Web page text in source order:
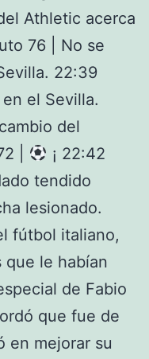
Athletic acerca
76 | No se
22:39
el Sevilla.
del
|
¡ 22:42
tendido
lesionado.
fútbol italiano,
que le habían
de Fabio
que fue de
en mejorar su